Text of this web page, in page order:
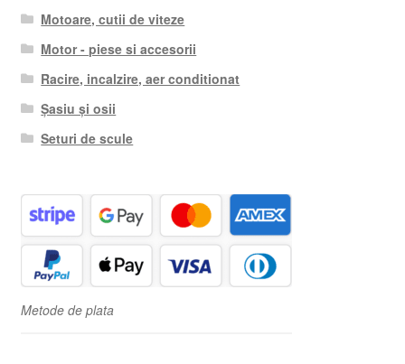
Motoare, cutii de viteze
Motor - piese si accesorii
Racire, incalzire, aer conditionat
Șasiu și osii
Seturi de scule
Metode de plata